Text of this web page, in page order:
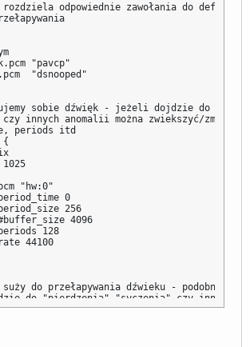
odpowiednie zawołania do default,
"pavcp"
"dsnooped"
sobie dźwięk - jeżeli dojdzie do
innych anomalii można zwiekszyć/
periods itd
{
1025
"hw:0"
0
256
4096
128
44100
do przełapywania dźwieku - podobnie jak
do "pierdzenia","syczenia" czy innych
zmniejszyć period_size, periods itd